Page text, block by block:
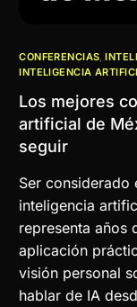
CONFERENCIAS,
INTELIGENCIA
Los mejores
artificial de
seguir
Ser considerado
inteligencia
representa años
aplicación
visión personal
hablar de IA